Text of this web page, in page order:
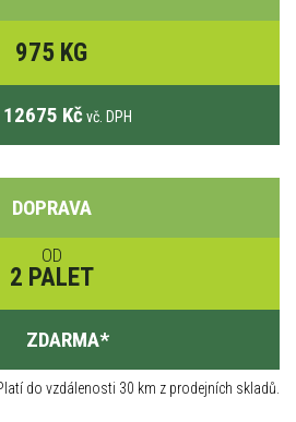
975 KG
12675 Kč vč. DPH
DOPRAVA
OD
2 PALET
ZDARMA*
do vzdálenosti 30 km z prodejních skladů.